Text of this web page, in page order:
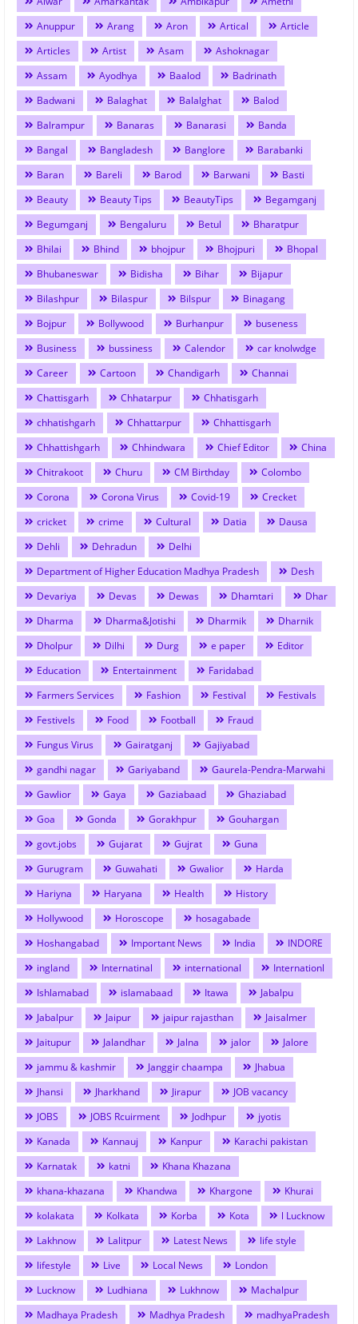
Anuppur
Arang Aron Artical
Article
Articles
Artist Asam
Ashoknagar
Assam
Ayodhya Baalod
Badrinath
Badwani
Balaghat Balalghat
Balod
Balrampur
Banaras Banarasi
Banda
Bangal
Bangladesh Banglore
Barabanki
Baran
Bareli Barod Barwani
Basti
Beauty
Beauty Tips BeautyTips
Begamganj
Begumganj
Bengaluru Betul
Bharatpur
Bhilai
Bhind bhojpur Bhojpuri
Bhopal
Bhubaneswar
Bidisha Bihar
Bijapur
Bilashpur
Bilaspur Bilspur
Binagang
Bojpur
Bollywood Burhanpur
buseness
Business
bussiness Calendor
car knolwdge
Career
Cartoon Chandigarh
Channai
Chattisgarh
Chhatarpur
Chhatisgarh
chhatishgarh
Chhattarpur
Chhattisgarh
Chhattishgarh
Chhindwara Chief Editor
China
Chitrakoot
Churu CM Birthday
Colombo
Corona
Corona Virus Covid-19
Crecket
cricket
crime Cultural Datia
Dausa
Dehli
Dehradun
Delhi
Department of Higher Education Madhya Pradesh
Desh
Devariya
Devas Dewas Dhamtari
Dhar
Dharma
Dharma&Jotishi Dharmik
Dharnik
Dholpur
Dilhi Durg e paper
Editor
Education
Entertainment
Faridabad
Farmers Services
Fashion Festival
Festivals
Festivels
Food Football
Fraud
Fungus Virus
Gairatganj
Gajiyabad
gandhi nagar
Gariyaband
Gaurela-Pendra-Marwahi
Gawlior
Gaya Gaziabaad
Ghaziabad
Goa
Gonda Gorakhpur
Gouhargan
govt.jobs
Gujarat Gujrat
Guna
Gurugram
Guwahati Gwalior
Harda
Hariyna
Haryana Health
History
Hollywood
Horoscope
hosagabade
Hoshangabad
Important News India
INDORE
ingland
Internatinal international
Internationl
Ishlamabad
islamabaad Itawa
Jabalpu
Jabalpur
Jaipur jaipur rajasthan
Jaisalmer
Jaitupur
Jalandhar Jalna jalor
Jalore
jammu & kashmir
Janggir chaampa
Jhabua
Jhansi
Jharkhand Jirapur
JOB vacancy
JOBS
JOBS Rcuirment Jodhpur
jyotis
Kanada
Kannauj Kanpur
Karachi pakistan
Karnatak
katni
Khana Khazana
khana-khazana
Khandwa Khargone
Khurai
kolakata
Kolkata Korba Kota
l Lucknow
Lakhnow
Lalitpur Latest News
life style
lifestyle
Live Local News
London
Lucknow
Ludhiana Lukhnow
Machalpur
Madhaya Pradesh
Madhya Pradesh
madhyaPradesh